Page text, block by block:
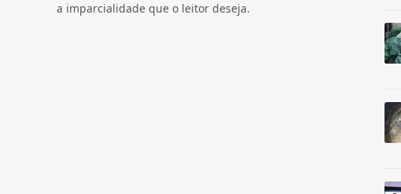
a imparcialidade que o leitor deseja.